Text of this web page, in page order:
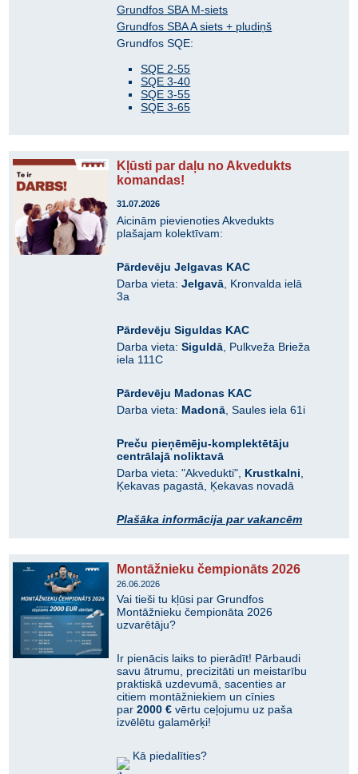
Grundfos SBA M-siets
Grundfos SBA A siets + pludiņš
Grundfos SQE:
SQE 2-55
SQE 3-40
SQE 3-55
SQE 3-65
Kļūsti par daļu no Akvedukts
komandas!
31.07.2026
Aicinām pievienoties Akvedukts
plašajam kolektīvam:
Pārdevēju Jelgavas KAC
Darba vieta:Jelgavā , Kronvalda ielā
3a
Pārdevēju Siguldas KAC
Darba vieta:Siguldā , Pulkveža Brieža
iela 111C
Pārdevēju Madonas KAC
Darba vieta: Madonā , Saules iela 61i
Preču pieņēmēju-komplektētāju
centrālajā noliktavā
Darba vieta: "Akvedukti", Krustkalni
Ķekavas pagastā, Ķekavas novadā
Plašāka informācija par vakancēm
Montāžnieku čempionāts 2026
26.06.2026
Vai tieši tu kļūsi par Grundfos
Montāžnieku čempionāta 2026
uzvarētāju?
Ir pienācis laiks to pierādīt! Pārbaudi
savu ātrumu, precizitāti un meistarību
praktiskā uzdevumā, sacenties ar
citiem montāžniekiem un cīnies
par2000 €vērtu ceļojumu uz paša
izvēlētu galamērķi!
Kā piedalīties?